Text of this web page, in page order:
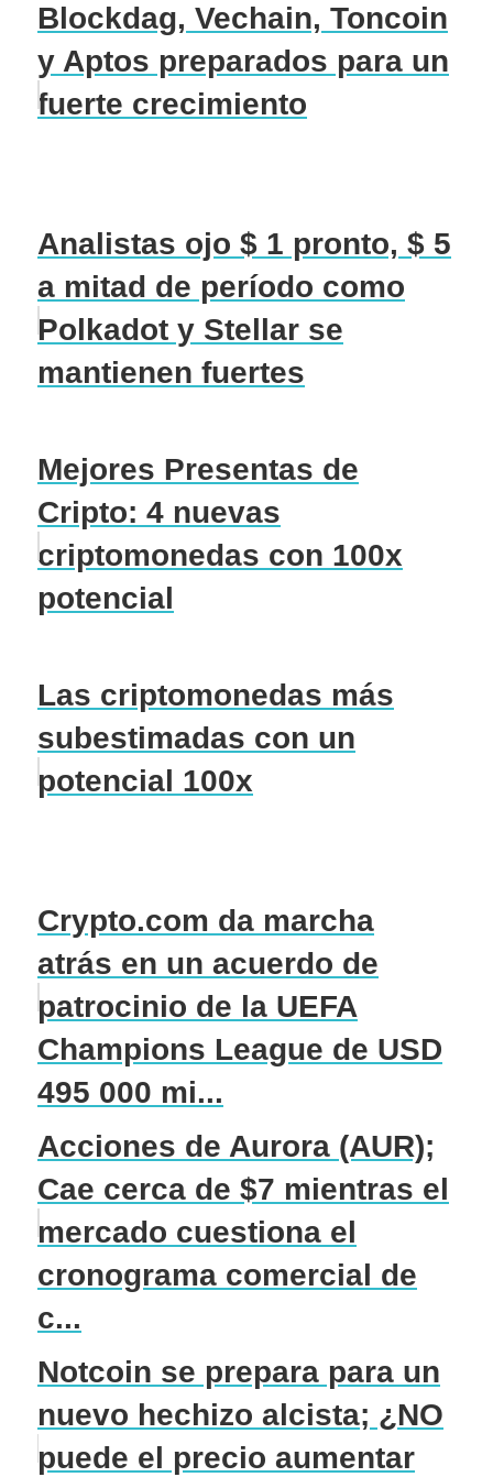
Blockdag, Vechain, Toncoin
y Aptos preparados para un
fuerte crecimiento
Analistas ojo $ 1 pronto, $ 5
a mitad de período como
Polkadot y Stellar se
mantienen fuertes
Mejores Presentas de
Cripto: 4 nuevas
criptomonedas con 100x
potencial
Las criptomonedas más
subestimadas con un
potencial 100x
Crypto.com da marcha
atrás en un acuerdo de
patrocinio de la UEFA
Champions League de USD
495 000 mi...
Acciones de Aurora (AUR);
Cae cerca de $7 mientras el
mercado cuestiona el
cronograma comercial de
c...
Notcoin se prepara para un
nuevo hechizo alcista; ¿NO
puede el precio aumentar